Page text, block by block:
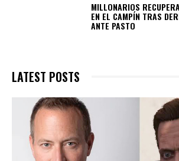
MILLONARIOS
EN EL CAMPÍN TRAS
ANTE PASTO
LATEST POSTS